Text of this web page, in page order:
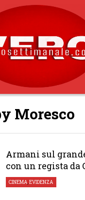
Moresco
Armani sul
con un regista da
CINEMA,EVIDENZA